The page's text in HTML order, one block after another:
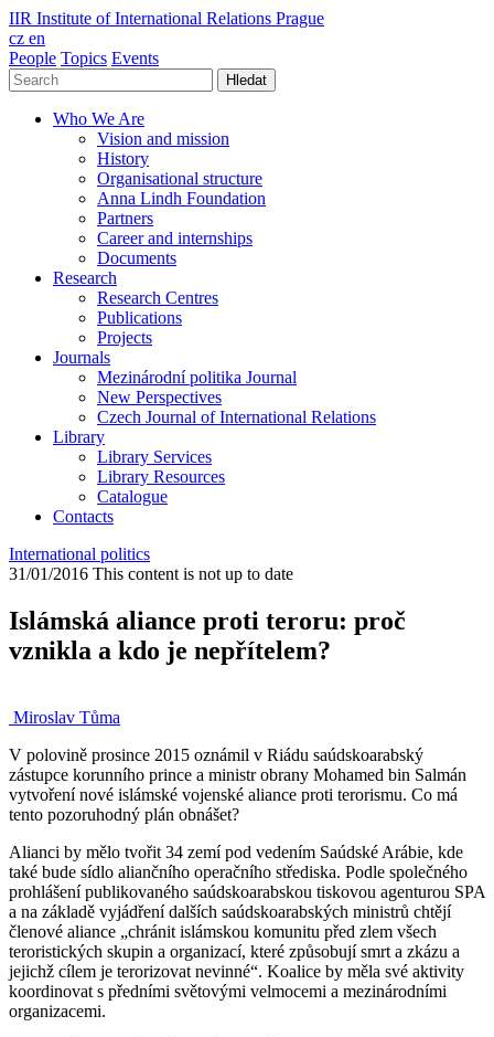
IIR Institute of International Relations Prague
cz en
People Topics Events
Hledat
Who We Are
Vision and mission
History
Organisational structure
Anna Lindh Foundation
Partners
Career and internships
Documents
Research
Research Centres
Publications
Projects
Journals
Mezinárodní politika Journal
New Perspectives
Czech Journal of International Relations
Library
Library Services
Library Resources
Catalogue
Contacts
International politics
31/01/2016 This content is not up to date
Islámská aliance proti teroru: proč
vznikla a kdo je nepřítelem?
Miroslav Tůma
V polovině prosince 2015 oznámil v Riádu saúdskoarabský
zástupce korunního prince a ministr obrany Mohamed bin Salmán
vytvoření nové islámské vojenské aliance proti terorismu. Co má
tento pozoruhodný plán obnášet?
Alianci by mělo tvořit 34 zemí pod vedením Saúdské Arábie, kde
také bude sídlo aliančního operačního střediska. Podle společného
prohlášení publikovaného saúdskoarabskou tiskovou agenturou SPA
a na základě vyjádření dalších saúdskoarabských ministrů chtějí
členové aliance „chránit islámskou komunitu před zlem všech
teroristických skupin a organizací, které způsobují smrt a zkázu a
jejichž cílem je terorizovat nevinné“. Koalice by měla své aktivity
koordinovat s předními světovými velmocemi a mezinárodními
organizacemi.